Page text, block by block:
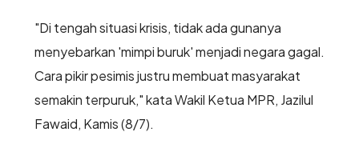
"Di tengah situasi krisis, tidak ada gunanya
menyebarkan 'mimpi buruk' menjadi negara gagal.
Cara pikir pesimis justru membuat masyarakat
semakin terpuruk," kata Wakil Ketua MPR, Jazilul
Fawaid, Kamis (8/7).